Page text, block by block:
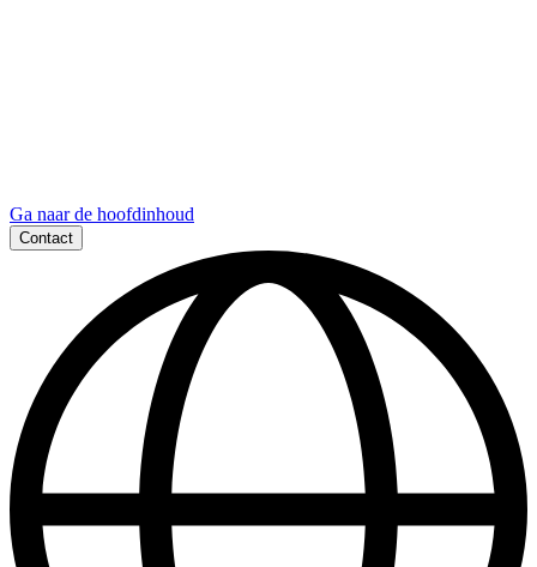
Ga naar de hoofdinhoud
Contact